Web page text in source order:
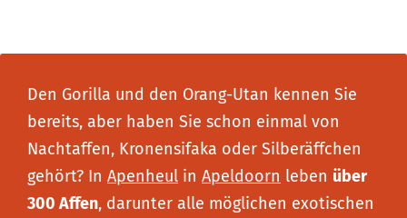
Den Gorilla und den Orang-Utan kennen Sie
bereits, aber haben Sie schon einmal von
Nachtaffen, Kronensifaka oder Silberäffchen
gehört? In Apenheul in Apeldoorn leben über
300 Affen, darunter alle möglichen exotischen